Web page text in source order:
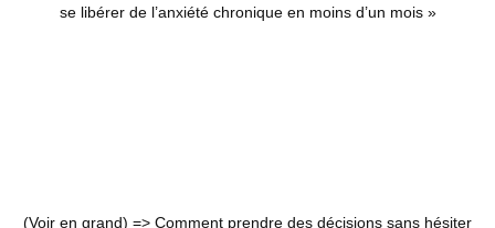
se libérer de l’anxiété chronique en moins d’un mois »
(Voir en grand) => Comment prendre des décisions sans hésiter